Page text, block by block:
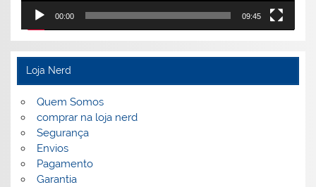
00:00 09:45
Loja Nerd
Quem Somos
comprar na loja nerd
Segurança
Envios
Pagamento
Garantia